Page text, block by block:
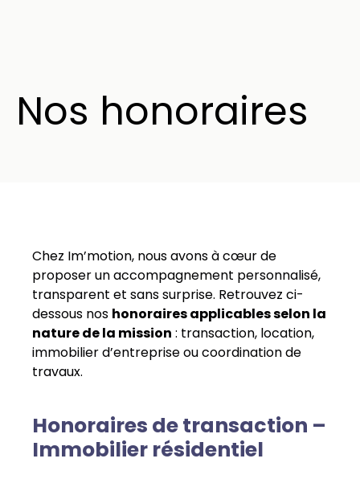
Nos honoraires
Chez Im’motion, nous avons à cœur de
proposer un accompagnement personnalisé,
transparent et sans surprise. Retrouvez ci-
dessous nos honoraires applicables selon la
nature de la mission : transaction, location,
immobilier d’entreprise ou coordination de
travaux.
Honoraires de transaction –
Immobilier résidentiel